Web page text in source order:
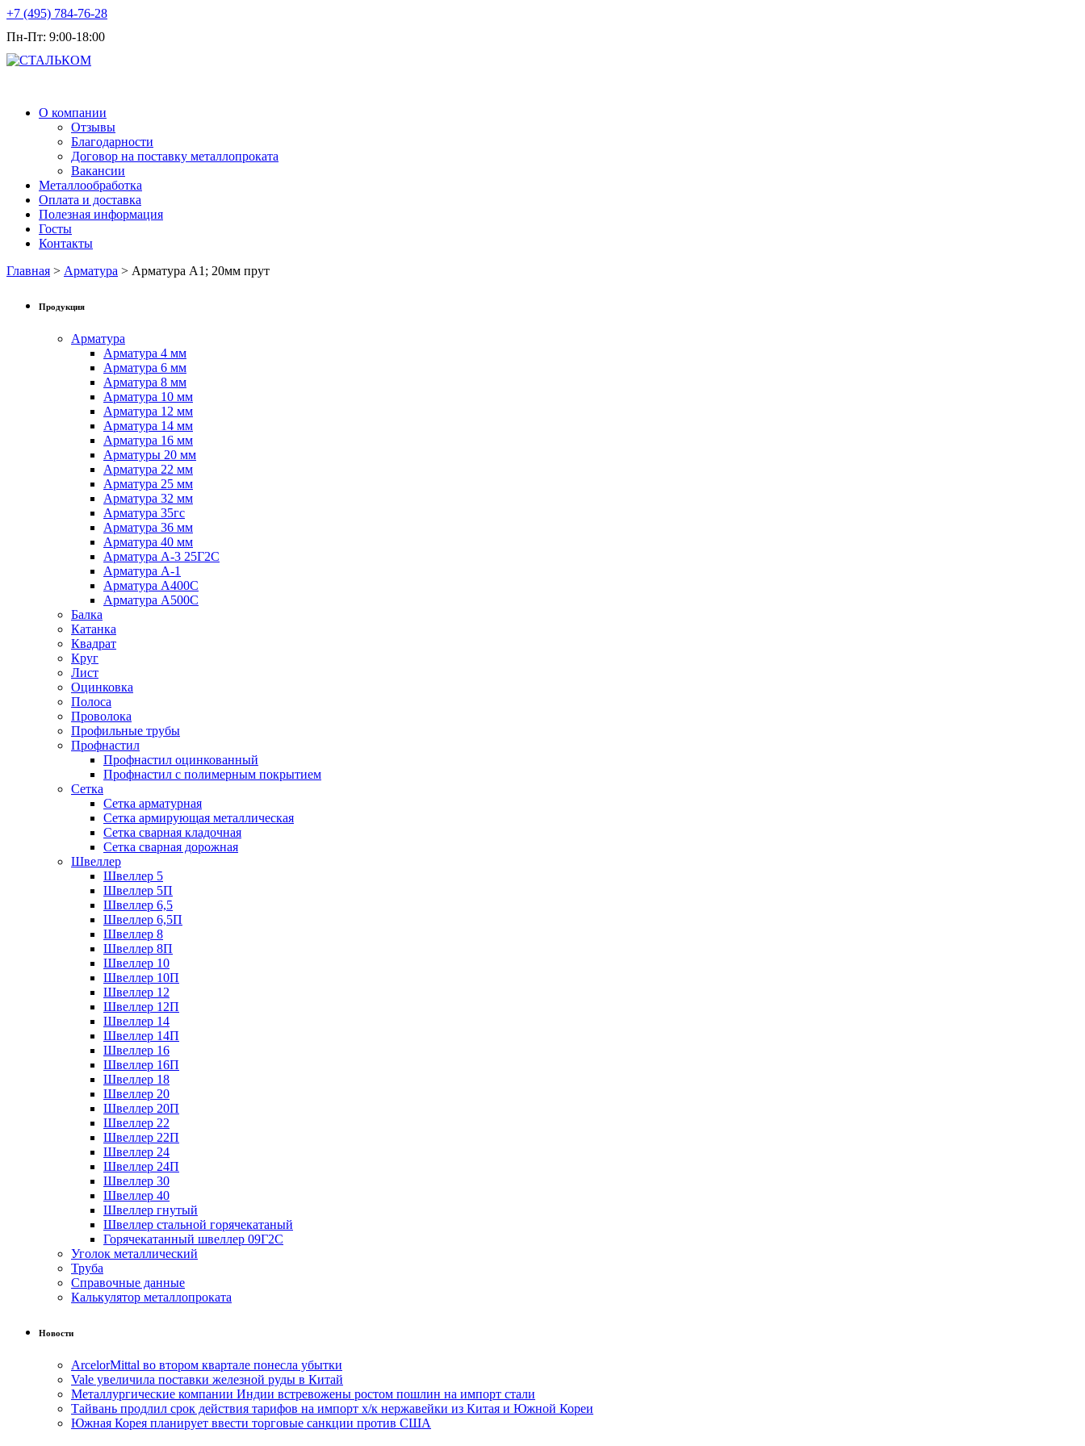
+7 (495) 784-76-28
Пн-Пт: 9:00-18:00
О компании
Отзывы
Благодарности
Договор на поставку металлопроката
Вакансии
Металлообработка
Оплата и доставка
Полезная информация
Госты
Контакты
Главная > Арматура > Арматура А1; 20мм прут
Продукция
Арматура
Арматура 4 мм
Арматура 6 мм
Арматура 8 мм
Арматура 10 мм
Арматура 12 мм
Арматура 14 мм
Арматура 16 мм
Арматуры 20 мм
Арматура 22 мм
Арматура 25 мм
Арматура 32 мм
Арматура 35гс
Арматура 36 мм
Арматура 40 мм
Арматура А-3 25Г2С
Арматура А-1
Арматура А400С
Арматура А500С
Балка
Катанка
Квадрат
Круг
Лист
Оцинковка
Полоса
Проволока
Профильные трубы
Профнастил
Профнастил оцинкованный
Профнастил с полимерным покрытием
Сетка
Сетка арматурная
Сетка армирующая металлическая
Сетка сварная кладочная
Сетка сварная дорожная
Швеллер
Швеллер 5
Швеллер 5П
Швеллер 6,5
Швеллер 6,5П
Швеллер 8
Швеллер 8П
Швеллер 10
Швеллер 10П
Швеллер 12
Швеллер 12П
Швеллер 14
Швеллер 14П
Швеллер 16
Швеллер 16П
Швеллер 18
Швеллер 20
Швеллер 20П
Швеллер 22
Швеллер 22П
Швеллер 24
Швеллер 24П
Швеллер 30
Швеллер 40
Швеллер гнутый
Швеллер стальной горячекатаный
Горячекатанный швеллер 09Г2С
Уголок металлический
Труба
Справочные данные
Калькулятор металлопроката
Новости
ArcelorMittal во втором квартале понесла убытки
Vale увеличила поставки железной руды в Китай
Металлургические компании Индии встревожены ростом пошлин на импорт стали
Тайвань продлил срок действия тарифов на импорт х/к нержавейки из Китая и Южной Кореи
Южная Корея планирует ввести торговые санкции против США